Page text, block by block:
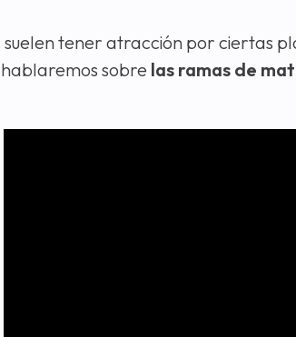
suelen tener atracción por ciertas
sobre las ramas de